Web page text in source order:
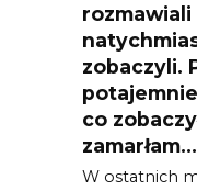
rozmawiali
zobaczyli.
co
zamarłam…
W ostatnich